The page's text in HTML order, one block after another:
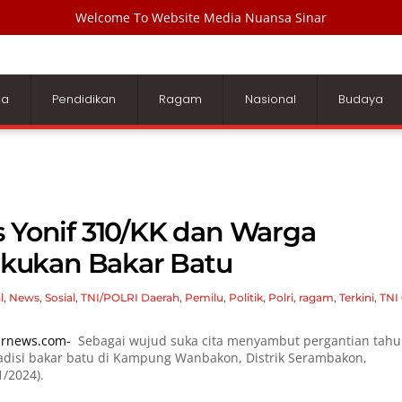
Welcome To Website Media Nuansa Sinar
Pendidikan Ragam Nasional Budaya
310/KK dan Warga
Bakar Batu
, News, Sosial, TNI/POLRI Daerah, Pemilu, Politik, Polri, ragam, Terkini, TNI
Sebagai wujud suka cita menyambut pergantian
bakar batu di Kampung Wanbakon, Distrik Serambakon,
2024).